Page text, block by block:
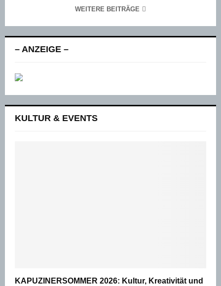
WEITERE BEITRÄGE
– ANZEIGE –
KULTUR & EVENTS
KAPUZINERSOMMER 2026: Kultur, Kreativität und